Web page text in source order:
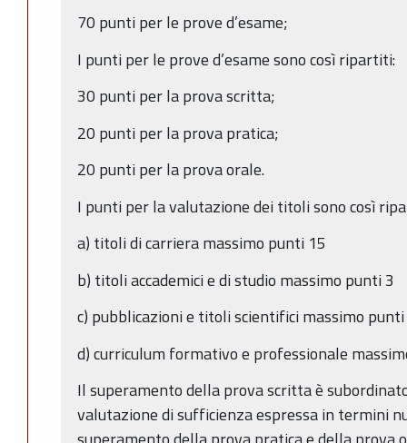
70 punti per le prove d’esame;
I punti per le prove d’esame sono così ripartiti:
30 punti per la prova scritta;
20 punti per la prova pratica;
20 punti per la prova orale.
I punti per la valutazione dei titoli sono così
a) titoli di carriera massimo punti 15
b) titoli accademici e di studio massimo punti 3
c) pubblicazioni e titoli scientifici massimo
d) curriculum formativo e professionale
Il superamento della prova scritta è
valutazione di sufficienza espressa in termini